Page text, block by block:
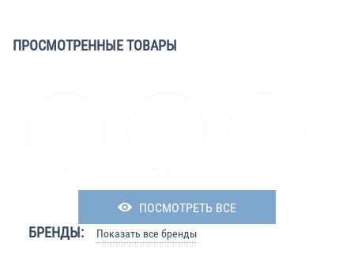
ПРОСМОТРЕННЫЕ ТОВАРЫ
ПОСМОТРЕТЬ ВСЕ
БРЕНДЫ: Показать все бренды